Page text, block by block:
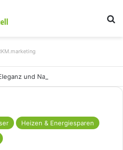
Heizen & Energiesparen